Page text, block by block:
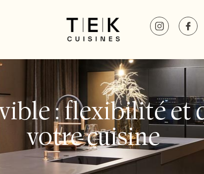
: flexibilité et
votre cuisine